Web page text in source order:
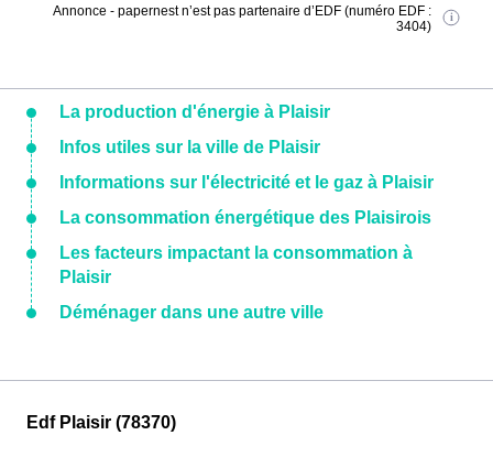
Annonce - papernest n’est pas partenaire d’EDF (numéro EDF :
3404)
La production d'énergie à Plaisir
Infos utiles sur la ville de Plaisir
Informations sur l'électricité et le gaz à Plaisir
La consommation énergétique des Plaisirois
Les facteurs impactant la consommation à
Plaisir
Déménager dans une autre ville
Edf Plaisir (78370)